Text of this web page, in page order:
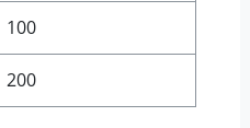
100
200